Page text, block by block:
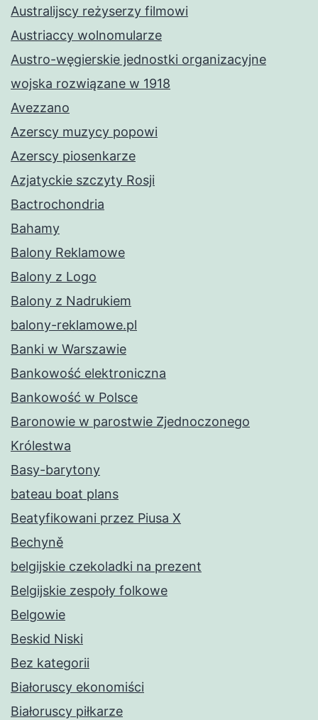
Australijscy reżyserzy filmowi
Austriaccy wolnomularze
Austro-węgierskie jednostki organizacyjne
wojska rozwiązane w 1918
Avezzano
Azerscy muzycy popowi
Azerscy piosenkarze
Azjatyckie szczyty Rosji
Bactrochondria
Bahamy
Balony Reklamowe
Balony z Logo
Balony z Nadrukiem
balony-reklamowe.pl
Banki w Warszawie
Bankowość elektroniczna
Bankowość w Polsce
Baronowie w parostwie Zjednoczonego
Królestwa
Basy-barytony
bateau boat plans
Beatyfikowani przez Piusa X
Bechyně
belgijskie czekoladki na prezent
Belgijskie zespoły folkowe
Belgowie
Beskid Niski
Bez kategorii
Białoruscy ekonomiści
Białoruscy piłkarze